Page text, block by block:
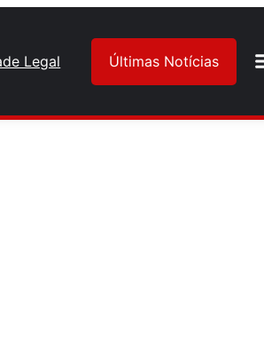
Legal Últimas Notícias